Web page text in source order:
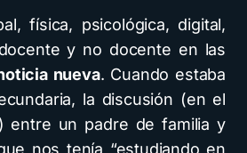
física, psicológica, digital,
y no docente en las
nueva. Cuando estaba
la discusión (en el
entre un padre de familia y
nos tenía “estudiando en